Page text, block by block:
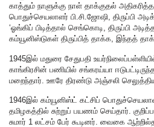
காத்தும் நாளுக்கு நாள் தாக்குதல்
பொதுச்செயலாளர் பி.சி.ஜோஷி, திருப்பி
‘ஓங்கிப் பிடித்தால் செங்கொடி, திருப்பி
கம்யூனிஸ்டுகள் திருப்பித் தாக்க, இந்தத்
1945இல் மதுரை சேதுபதி
காங்கிரசின் பணியில் சங்கரய்யா
மறைந்தார். ஊரே திரண்டு அஞ்சலி
1946இல் கம்யூனிஸ்ட் கட்சிப்
தமிழகத்தில் சுற்றுப் பயணம் செய்தார்.
சுமார் 1 லட்சம் பேர் கூடினர். வைகை